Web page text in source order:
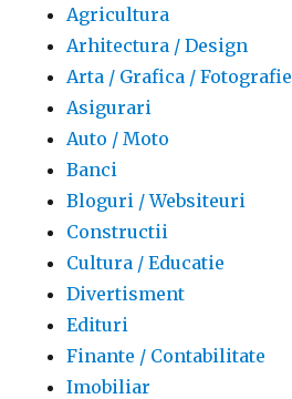
Agricultura
Arhitectura / Design
Arta / Grafica / Fotografie
Asigurari
Auto / Moto
Banci
Bloguri / Websiteuri
Constructii
Cultura / Educatie
Divertisment
Edituri
Finante / Contabilitate
Imobiliar